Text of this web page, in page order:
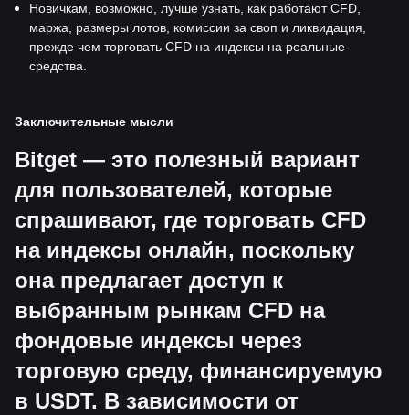
Новичкам, возможно, лучше узнать, как работают CFD,
маржа, размеры лотов, комиссии за своп и ликвидация,
прежде чем торговать CFD на индексы на реальные
средства.
Заключительные мысли
Bitget — это полезный вариант
для пользователей, которые
спрашивают, где торговать CFD
на индексы онлайн, поскольку
она предлагает доступ к
выбранным рынкам CFD на
фондовые индексы через
торговую среду, финансируемую
в USDT. В зависимости от